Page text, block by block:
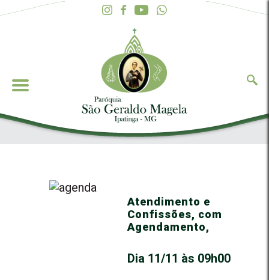
Atendimento e
Confissões, com
Agendamento,
Dia 11/11 às 09h00